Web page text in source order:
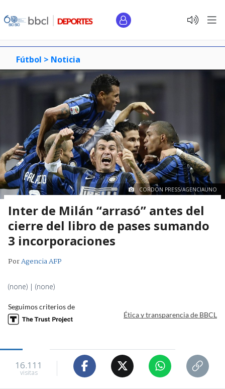
Fútbol > Noticia
CORDON PRESS/AGENCIAUNO
Inter de Milán “arrasó” antes del
cierre del libro de pases sumando
3 incorporaciones
PorAgencia AFP
(none) | (none)
Seguimos criterios de
Ética y transparencia de BBCL
16.111
visitas